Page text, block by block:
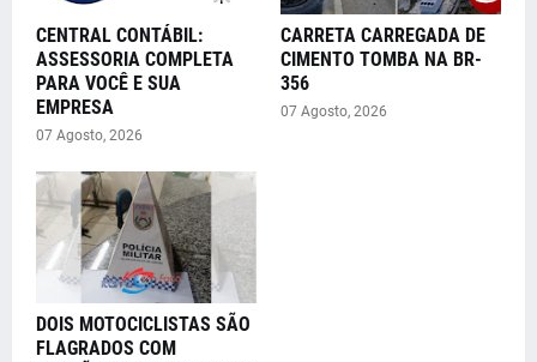
CENTRAL CONTÁBIL:
ASSESSORIA COMPLETA
PARA VOCÊ E SUA
EMPRESA
07 Agosto, 2026
CARRETA CARREGADA DE
CIMENTO TOMBA NA BR-
356
07 Agosto, 2026
DOIS MOTOCICLISTAS SÃO
FLAGRADOS COM